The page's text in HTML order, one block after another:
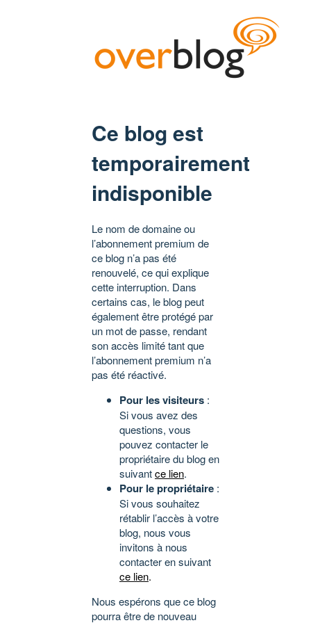
Ce blog est
temporairement
indisponible
Le nom de domaine ou
l’abonnement premium de
ce blog n’a pas été
renouvelé, ce qui explique
cette interruption. Dans
certains cas, le blog peut
également être protégé par
un mot de passe, rendant
son accès limité tant que
l’abonnement premium n’a
pas été réactivé.
Pour les visiteurs :
Si vous avez des
questions, vous
pouvez contacter le
propriétaire du blog en
suivantce lien.
Pour le propriétaire :
Si vous souhaitez
rétablir l’accès à votre
blog, nous vous
invitons à nous
contacter en suivant
ce lien.
Nous espérons que ce blog
pourra être de nouveau